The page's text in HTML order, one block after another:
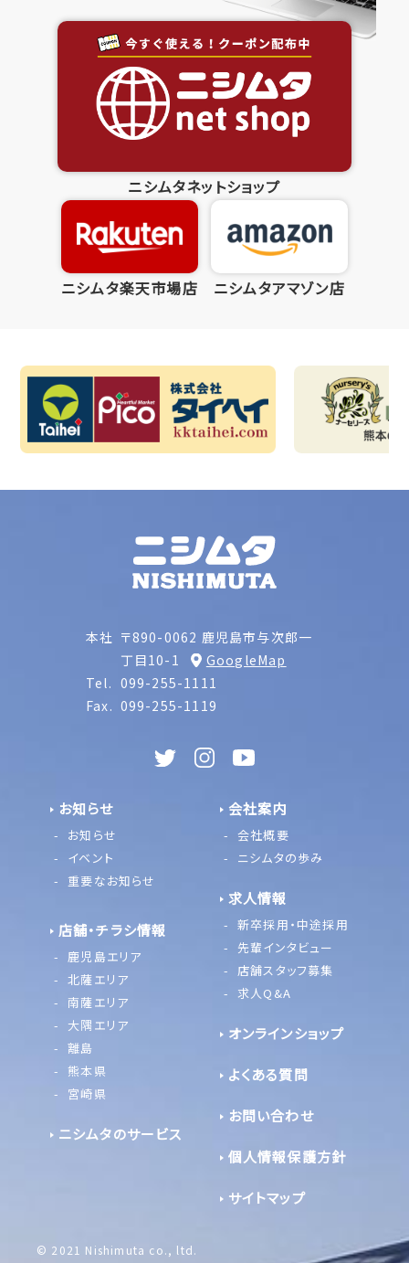
ニシムタネットショップ
ニシムタ楽天市場店 ニシムタアマゾン店
本社 〒890-0062 鹿児島市与次郎一
丁目10-1
GoogleMap
Tel. 099-255-1111
Fax. 099-255-1119
お知らせ
お知らせ
イベント
重要なお知らせ
店舗・チラシ情報
鹿児島エリア
北薩エリア
南薩エリア
大隅エリア
離島
熊本県
宮崎県
ニシムタのサービス
会社案内
会社概要
ニシムタの歩み
求人情報
新卒採用・中途採用
先輩インタビュー
店舗スタッフ募集
求人Q&A
オンラインショップ
よくある質問
お問い合わせ
個人情報保護方針
サイトマップ
© 2021 Nishimuta co., ltd.